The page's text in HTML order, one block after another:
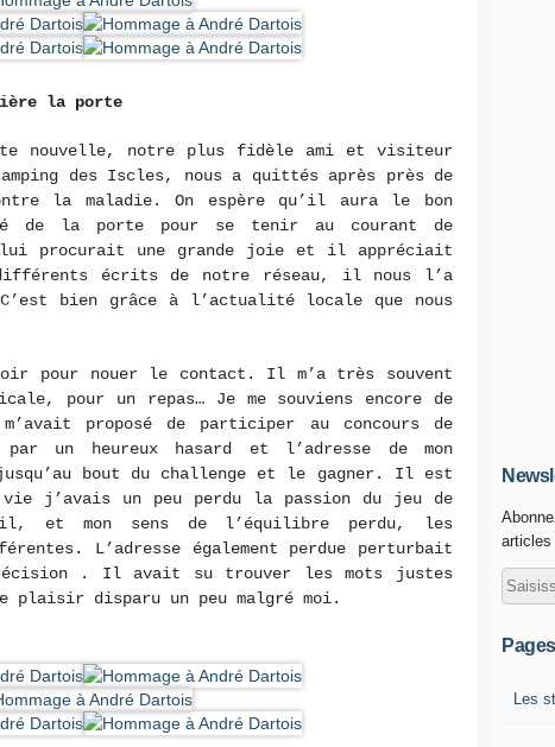
la porte
nouvelle, notre plus fidèle ami et visiteur
des Iscles, nous a quittés après près de
la maladie. On espère qu’il aura le bon
de la porte pour se tenir au courant de
procurait une grande joie et il appréciait
différents écrits de notre réseau, il nous l’a
bien grâce à l’actualité locale que nous
pour nouer le contact. Il m’a très souvent
pour un repas… Je me souviens encore de
proposé de participer au concours de
par un heureux hasard et l’adresse de mon
bout du challenge et le gagner. Il est
vie j’avais un peu perdu la passion du jeu de
et mon sens de l’équilibre perdu, les
L’adresse également perdue perturbait
. Il avait su trouver les mots justes
plaisir disparu un peu malgré moi.
articles
Pages
Les